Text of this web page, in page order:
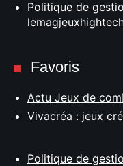
Politique de
Favoris
Actu Jeux de
Vivacréa : jeux
Politique de